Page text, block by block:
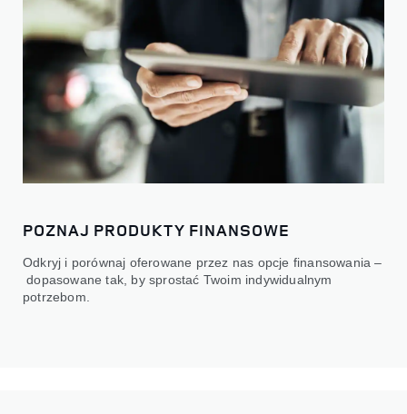
POZNAJ PRODUKTY FINANSOWE
Odkryj i porównaj oferowane przez nas opcje finansowania –
dopasowane tak, by sprostać Twoim indywidualnym
potrzebom.